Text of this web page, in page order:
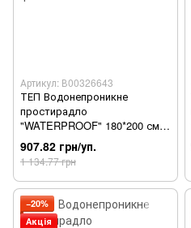
Артикул: В00326643
ТЕП Водонепроникне
простирадло
"WATERPROOF" 180*200 см
(бамбук),, 4112000048169
907.82 грн/уп.
1 134.77 грн
−20%
Акція